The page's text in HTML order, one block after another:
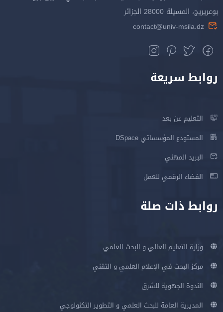
بوعريريج، المسيلة 28000 الجزائر
contact@univ-msila.dz
روابط سريعة
التعليم عن بعد
المستودع المؤسساتي DSpace
البريد المهني
الفضاء الرقمي للعمل
روابط ذات صلة
وزارة التعليم العالي و البحث العلمي
مركز البحث في الإعلام العلمي و التقني
الندوة الجهوية للشرق
المديرية العامة للبحث العلمي و التطوير التكنولوجي